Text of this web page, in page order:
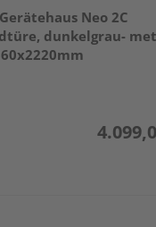
Neo 2C
dunkelgrau-